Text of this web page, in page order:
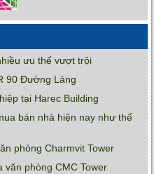
ưu thế vượt trội
90 Đường Láng
tại Harec Building
bán nhà hiện nay như thế
phòng Charmvit Tower
văn phòng CMC Tower